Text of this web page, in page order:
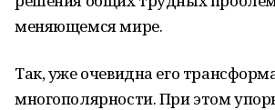
меняющемся мире.
Так, уже очевидна его
многополярности. При этом